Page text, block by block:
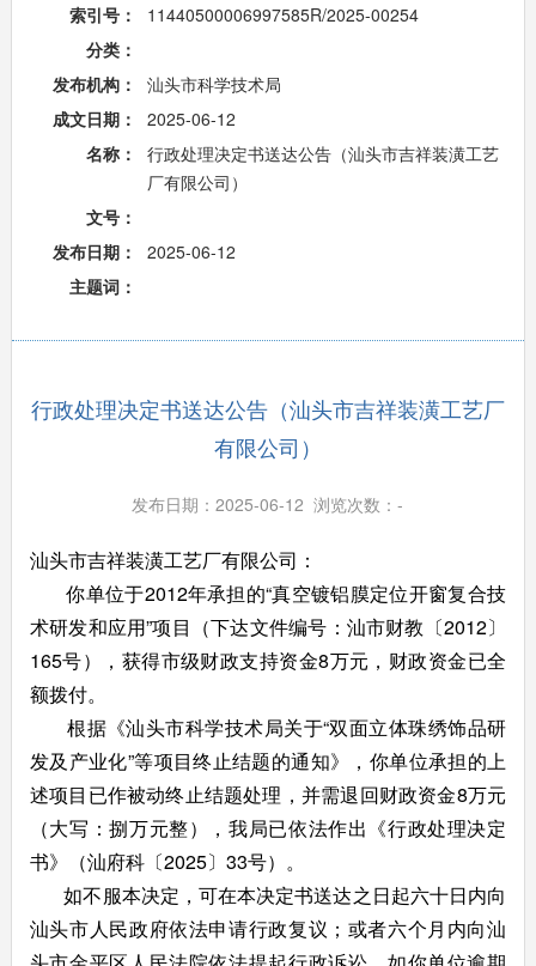
索引号：
11440500006997585R/2025-00254
分类：
发布机构：
汕头市科学技术局
成文日期：
2025-06-12
名称：
行政处理决定书送达公告（汕头市吉祥装潢工艺
厂有限公司）
文号：
发布日期：
2025-06-12
主题词：
行政处理决定书送达公告（汕头市吉祥装潢工艺厂
有限公司）
发布日期：2025-06-12 浏览次数：-
汕头市吉祥装潢工艺厂有限公司：
你单位于2012年承担的“真空镀铝膜定位开窗复合技
术研发和应用”项目（下达文件编号：汕市财教〔2012〕
165号），获得市级财政支持资金8万元，财政资金已全
额拨付。
根据《汕头市科学技术局关于“双面立体珠绣饰品研
发及产业化”等项目终止结题的通知》，你单位承担的上
述项目已作被动终止结题处理，并需退回财政资金8万元
（大写：捌万元整），我局已依法作出《行政处理决定
书》（汕府科〔2025〕33号）。
如不服本决定，可在本决定书送达之日起六十日内向
汕头市人民政府依法申请行政复议；或者六个月内向汕